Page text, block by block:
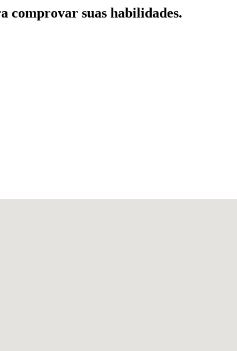
comprovar suas habilidades.